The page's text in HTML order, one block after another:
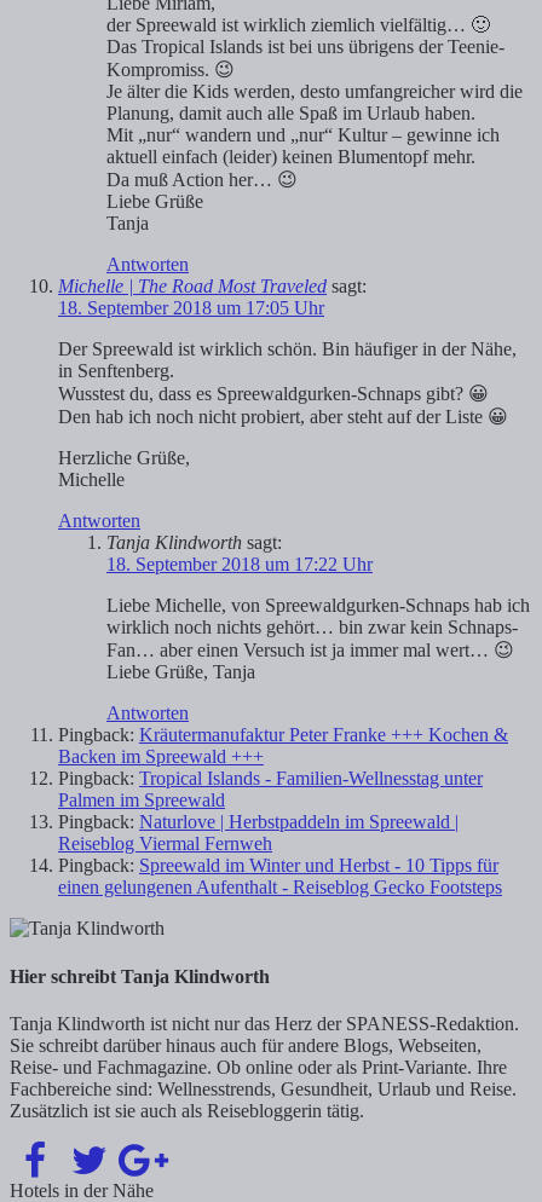
der Spreewald ist wirklich ziemlich vielfältig… 🙂
Das Tropical Islands ist bei uns übrigens der Teenie-
Kompromiss. 😉
Je älter die Kids werden, desto umfangreicher wird die
Planung, damit auch alle Spaß im Urlaub haben.
Mit „nur“ wandern und „nur“ Kultur – gewinne ich
aktuell einfach (leider) keinen Blumentopf mehr.
Da muß Action her… 😉
Liebe Grüße
Tanja
Antworten
Michelle | The Road Most Traveled sagt:
18. September 2018 um 17:05 Uhr
Der Spreewald ist wirklich schön. Bin häufiger in der Nähe,
in Senftenberg.
Wusstest du, dass es Spreewaldgurken-Schnaps gibt? 😀
Den hab ich noch nicht probiert, aber steht auf der Liste 😀
Herzliche Grüße,
Michelle
Antworten
Tanja Klindworth sagt:
18. September 2018 um 17:22 Uhr
Liebe Michelle, von Spreewaldgurken-Schnaps hab ich
wirklich noch nichts gehört… bin zwar kein Schnaps-
Fan… aber einen Versuch ist ja immer mal wert… 😉
Liebe Grüße, Tanja
Antworten
Pingback: Kräutermanufaktur Peter Franke +++ Kochen &
Backen im Spreewald +++
Pingback: Tropical Islands - Familien-Wellnesstag unter
Palmen im Spreewald
Pingback: Naturlove | Herbstpaddeln im Spreewald |
Reiseblog Viermal Fernweh
Pingback: Spreewald im Winter und Herbst - 10 Tipps für
einen gelungenen Aufenthalt - Reiseblog Gecko Footsteps
Hier schreibt Tanja Klindworth
Tanja Klindworth ist nicht nur das Herz der SPANESS-Redaktion.
Sie schreibt darüber hinaus auch für andere Blogs, Webseiten,
Reise- und Fachmagazine. Ob online oder als Print-Variante. Ihre
Fachbereiche sind: Wellnesstrends, Gesundheit, Urlaub und Reise.
Zusätzlich ist sie auch als Reisebloggerin tätig.
Hotels in der Nähe